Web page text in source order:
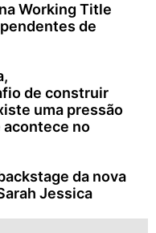
Working Title
de
de construir
uma pressão
acontece no
da nova
Jessica